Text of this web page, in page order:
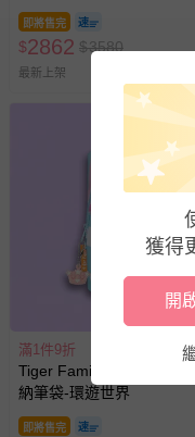
款)
即將售完
$2862 $3580
最新上架
滿1件9折
Tiger Family - FunTime兩
納筆袋-環遊世界
即將售完
獲得
開